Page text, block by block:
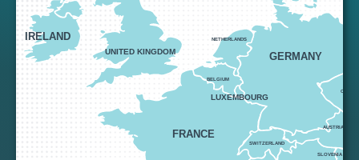
FRANCE
SWITZERLAND
AUSTRIA
GERMANY
CZECH
UNITED KINGDOM
IRELAND
BELGIUM
NETHERLANDS
SLOVENIA
LUXEMBOURG